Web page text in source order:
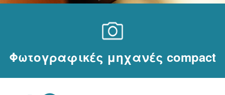
Φωτογραφικές μηχανές compact